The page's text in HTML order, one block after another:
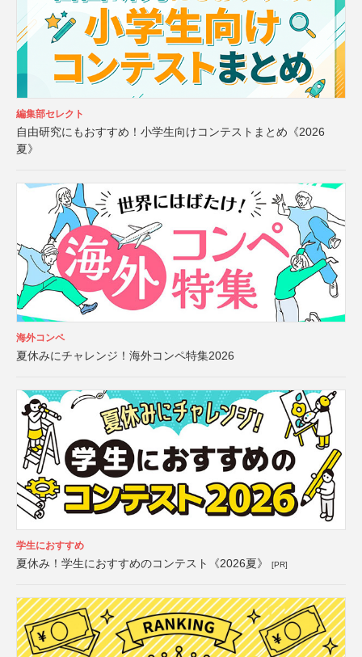
編集部セレクト
自由研究にもおすすめ！小学生向けコンテストまとめ《2026
夏》
海外コンペ
夏休みにチャレンジ！海外コンペ特集2026
学生におすすめ
夏休み！学生におすすめのコンテスト《2026夏》 [PR]